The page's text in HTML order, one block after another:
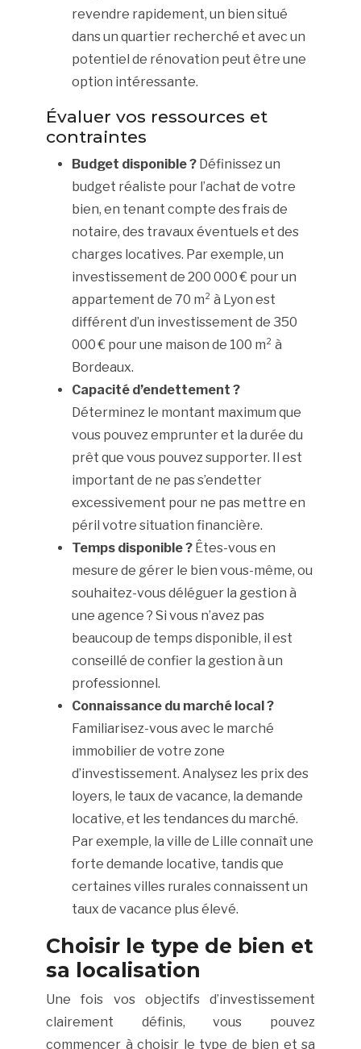
revendre rapidement, un bien situé
dans un quartier recherché et avec un
potentiel de rénovation peut être une
option intéressante.
Évaluer vos ressources et
contraintes
Budget disponible ? Définissez un
budget réaliste pour l’achat de votre
bien, en tenant compte des frais de
notaire, des travaux éventuels et des
charges locatives. Par exemple, un
investissement de 200 000 € pour un
appartement de 70 m² à Lyon est
différent d’un investissement de 350
000 € pour une maison de 100 m² à
Bordeaux.
Capacité d’endettement ?
Déterminez le montant maximum que
vous pouvez emprunter et la durée du
prêt que vous pouvez supporter. Il est
important de ne pas s’endetter
excessivement pour ne pas mettre en
péril votre situation financière.
Temps disponible ? Êtes-vous en
mesure de gérer le bien vous-même, ou
souhaitez-vous déléguer la gestion à
une agence ? Si vous n’avez pas
beaucoup de temps disponible, il est
conseillé de confier la gestion à un
professionnel.
Connaissance du marché local ?
Familiarisez-vous avec le marché
immobilier de votre zone
d’investissement. Analysez les prix des
loyers, le taux de vacance, la demande
locative, et les tendances du marché.
Par exemple, la ville de Lille connaît une
forte demande locative, tandis que
certaines villes rurales connaissent un
taux de vacance plus élevé.
Choisir le type de bien et
sa localisation
Une fois vos objectifs d’investissement
clairement définis, vous pouvez
commencer à choisir le type de bien et sa